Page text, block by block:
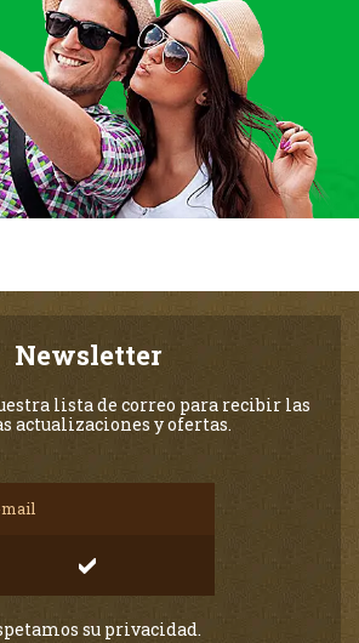
Newsletter
lista de correo para recibir las
actualizaciones y ofertas.
su privacidad.